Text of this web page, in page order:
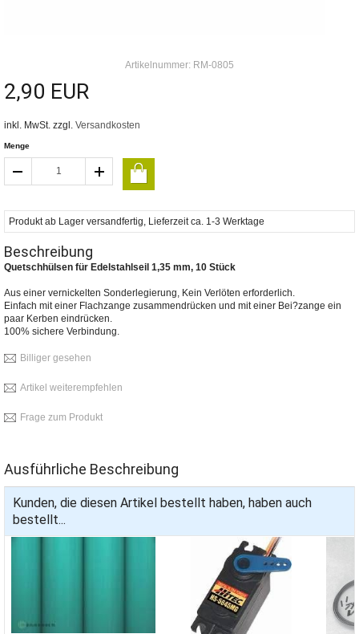
Artikelnummer: RM-0805
2,90 EUR
inkl. MwSt. zzgl. Versandkosten
Menge
Produkt ab Lager versandfertig, Lieferzeit ca. 1-3 Werktage
Beschreibung
Quetschhülsen für Edelstahlseil 1,35 mm, 10 Stück
Aus einer vernickelten Sonderlegierung, Kein Verlöten erforderlich.
Einfach mit einer Flachzange zusammendrücken und mit einer Bei?zange ein
paar Kerben eindrücken.
100% sichere Verbindung.
Billiger gesehen
Artikel weiterempfehlen
Frage zum Produkt
Ausführliche Beschreibung
Kunden, die diesen Artikel bestellt haben, haben auch
bestellt...